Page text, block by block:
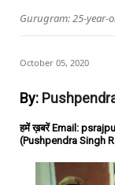
Gurugram: 25-year-
October 05, 2020
By:
हमें ख़बरें Email:
(Pushpendra Singh